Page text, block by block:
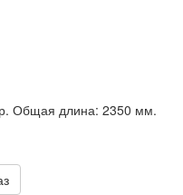
Общая длина: 2350 мм.